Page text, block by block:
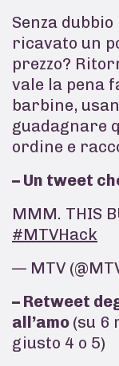
Senza
ricavato un
prezzo?
vale la pena
barbine,
guadagnare
ordine e
– Un tweet
MMM. THIS
#MTVHack
— MTV
– Retweet
all’amo (su 6
giusto 4 o 5)